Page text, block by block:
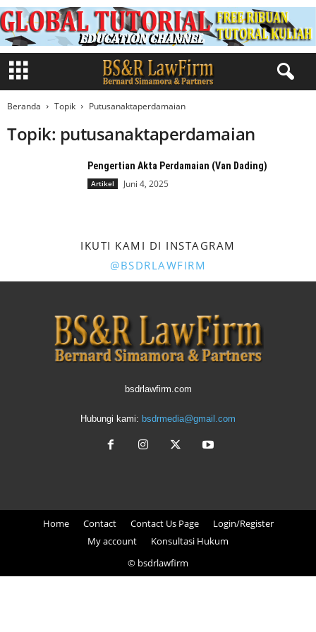
Beranda Topik Putusanaktaperdamaian
Topik: putusanaktaperdamaian
Pengertian Akta Perdamaian (Van Dading)
Artikel Juni 4, 2025
IKUTI KAMI DI INSTAGRAM
@BSDRLAWFIRM
bsdrlawfirm.com
Hubungi kami: bsdrmedia@gmail.com
Home Contact Contact Us Page
Login/Register
My account
Konsultasi Hukum
© bsdrlawfirm